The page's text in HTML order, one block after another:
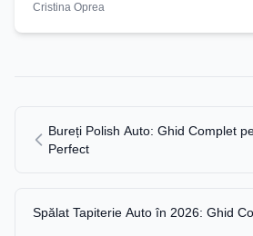
Cristina Oprea
Bureți Polish Auto: Ghid Complet
Perfect
Spălat Tapiterie Auto în 2026: Ghid